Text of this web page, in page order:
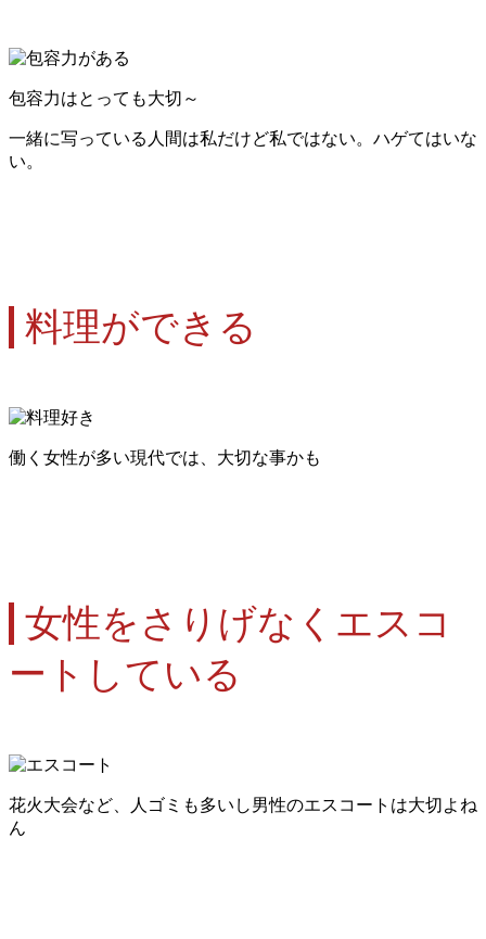
包容力はとっても大切～
一緒に写っている人間は私だけど私ではない。ハゲてはいな
い。
料理ができる
働く女性が多い現代では、大切な事かも
女性をさりげなくエスコ
ートしている
花火大会など、人ゴミも多いし男性のエスコートは大切よね
ん